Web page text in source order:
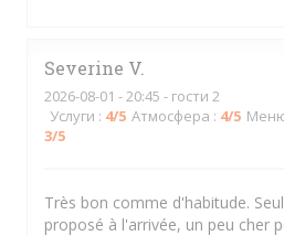
Severine V
2026-08-01 - 20:45 - гости 2
Услуги : 4/5 Атмосфера : 4/5
3/5
Très bon comme d'habitude.
proposé à l'arrivée, un peu cher